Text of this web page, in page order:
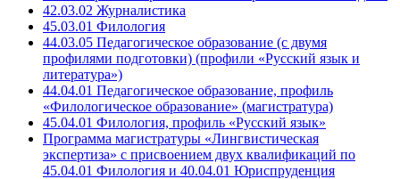
42.03.02 Журналистика
45.03.01 Филология
44.03.05 Педагогическое образование (с двумя
профилями подготовки) (профили «Русский язык и
литература»)
44.04.01 Педагогическое образование, профиль
«Филологическое образование» (магистратура)
45.04.01 Филология, профиль «Русский язык»
Программа магистратуры «Лингвистическая
экспертиза» с присвоением двух квалификаций по
45.04.01 Филология и 40.04.01 Юриспруденция